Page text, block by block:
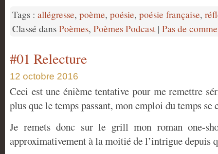
Tags : allégresse, poème, poésie, poésie française,
Classé dans Poèmes, Poèmes Podcast | Pas de
#01 Relecture
12 octobre 2016
Ceci est une énième tentative pour me remettre
plus que le temps passant, mon emploi du temps
Je remets donc sur le grill mon roman one-
approximativement à la moitié de l’intrigue depuis